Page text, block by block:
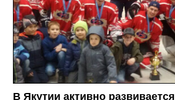
В Якутии активно